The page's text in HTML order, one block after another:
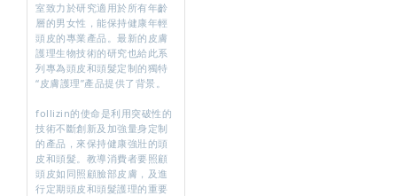
室致力於研究適用於所有年齡
層的男女性，能保持健康年輕
頭皮的專業產品。最新的皮膚
護理生物技術的研究也給此系
列專為頭皮和頭髮定制的獨特
“皮膚護理”產品提供了背景。
follizin的使命是利用突破性的
技術不斷創新及加強量身定制
的產品，來保持健康強壯的頭
皮和頭髮。教導消費者要照顧
頭皮如同照顧臉部皮膚，及進
行定期頭皮和頭髮護理的重要